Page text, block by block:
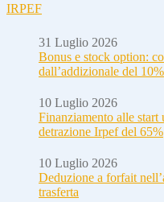
IRPEF
31 Luglio 2026
Bonus e stock option:
dall’addizionale del 10%
10 Luglio 2026
Finanziamento alle start
detrazione Irpef del 65%
10 Luglio 2026
Deduzione a forfait
trasferta